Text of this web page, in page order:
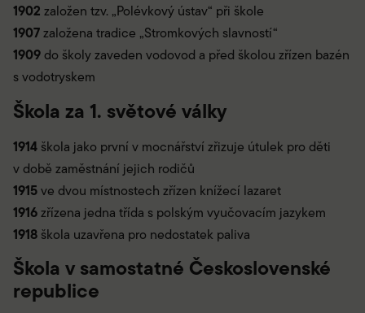
1902 založen tzv. „Polévkový ústav“ při škole
1907založena tradice „Stromkových slavností“
1909 do školy zaveden vodovod a před školou zřízen bazén
s vodotryskem
Škola za 1. světové války
1914 škola jako první v mocnářství zřizuje útulek pro děti
v době zaměstnání jejich rodičů
1915ve dvou místnostech zřízen knížecí lazaret
1916zřízena jedna třída s polským vyučovacím jazykem
1918 škola uzavřena pro nedostatek paliva
Škola v samostatné Československé
republice